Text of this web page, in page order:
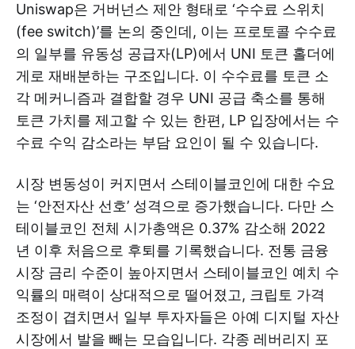
Uniswap은 거버넌스 제안 형태로 ‘수수료 스위치
(fee switch)’를 논의 중인데, 이는 프로토콜 수수료
의 일부를 유동성 공급자(LP)에서 UNI 토큰 홀더에
게로 재배분하는 구조입니다. 이 수수료를 토큰 소
각 메커니즘과 결합할 경우 UNI 공급 축소를 통해
토큰 가치를 제고할 수 있는 한편, LP 입장에서는 수
수료 수익 감소라는 부담 요인이 될 수 있습니다.
시장 변동성이 커지면서 스테이블코인에 대한 수요
는 ‘안전자산 선호’ 성격으로 증가했습니다. 다만 스
테이블코인 전체 시가총액은 0.37% 감소해 2022
년 이후 처음으로 후퇴를 기록했습니다. 전통 금융
시장 금리 수준이 높아지면서 스테이블코인 예치 수
익률의 매력이 상대적으로 떨어졌고, 크립토 가격
조정이 겹치면서 일부 투자자들은 아예 디지털 자산
시장에서 발을 빼는 모습입니다. 각종 레버리지 포